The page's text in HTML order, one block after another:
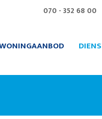
070 - 352 68 00